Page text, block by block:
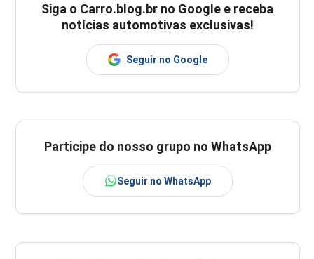
Siga o Carro.blog.br no Google e receba
notícias automotivas exclusivas!
Seguir no Google
Participe do nosso grupo no WhatsApp
Seguir no WhatsApp